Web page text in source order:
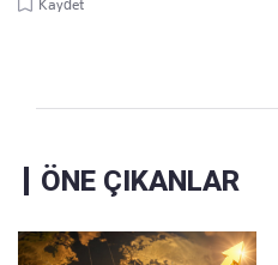
Kaydet
ÖNE ÇIKANLAR